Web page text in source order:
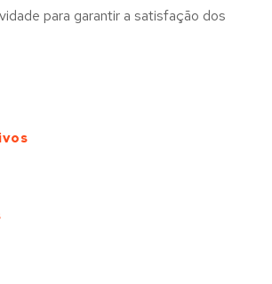
para garantir a satisfação dos